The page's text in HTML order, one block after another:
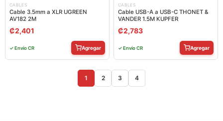
CABLES
Cable 3.5mm a XLR UGREEN
AV182 2M
₡2,401
✓ Envío CR Agregar
CABLES
Cable USB-A a USB-C THONET &
VANDER 1.5M KUPFER
₡2,783
✓ Envío CR Agregar
1 2 3 4